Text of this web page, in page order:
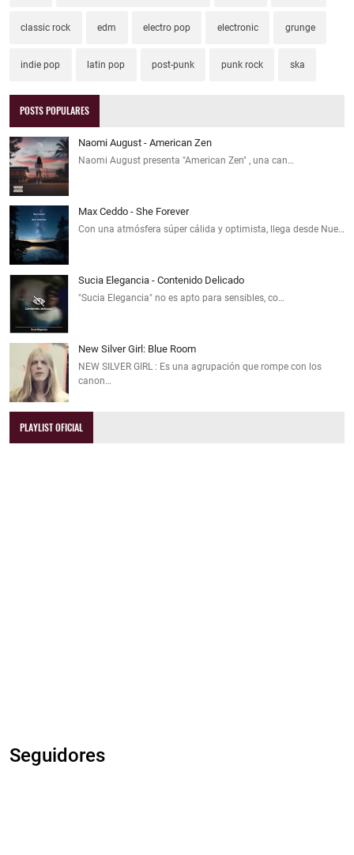
classic rock edm electro pop electronic grunge
indie pop latin pop post-punk punk rock ska
POSTS POPULARES
Naomi August - American Zen
Naomi August presenta "American Zen" , una can…
Max Ceddo - She Forever
Con una atmósfera súper cálida y optimista, llega desde Nue…
Sucia Elegancia - Contenido Delicado
"Sucia Elegancia" no es apto para sensibles, co…
New Silver Girl: Blue Room
NEW SILVER GIRL : Es una agrupación que rompe con los
canon…
PLAYLIST OFICIAL
Seguidores